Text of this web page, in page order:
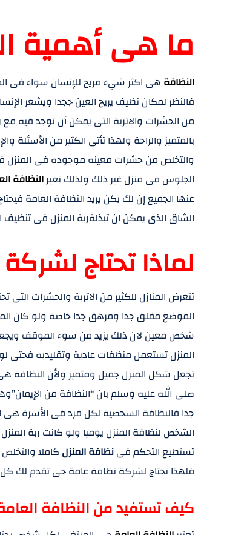
ما هى أهمية
النظافة هى اكثر شيء مريح للإنسان سواء فى
فالنظر لمكان نظيف يريح العين ججدا ويشعر
من الحشرات والاتربة التى يمكن أن توجد فيه
بالمتميز والراحة ولهذا تأتى الكثير من
والتخلص من حشرات معينه موجوده فى المنزل
الجلوس فى منزل غير ذلك ولذلك تعيرالنظافة
عنها الجميع إن لك يكن يريد النظافة العامة
الشاق الذى يمكن ان تبذلةربة المنزل فى
لماذا تحتاج
تتعرض المنازل للكثير من الاتربة والحشرات
الموضع مقلق جدا ومرهق جدا خاصة ولو كان
شخص معين لان ذلك يزيد من سوء الموقف
المنزل تستعمل منظفات عادية وتقليديه فحتى
تجعل شكل المنزل جميل ومتميز ولأن النظافة
صلى الله عليه وسلم بان “النظافة من
جدا فالنظافة السخصية لكل فرد فى الأسرة هى
الشخص لنظافة المنزل يوميا ولو كانت ربة
تستطيع التحكم فىنظافة المنزل كاملا
فلهذا تحتاج لشركة نظافة عامة حى تقدم لك كل
كيف تستفيد من النظافة